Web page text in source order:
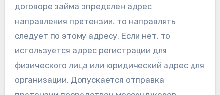
договоре займа определен адрес
направления претензии, то направлять
следует по этому адресу. Если нет, то
используется адрес регистрации для
физического лица или юридический адрес для
организации. Допускается отправка